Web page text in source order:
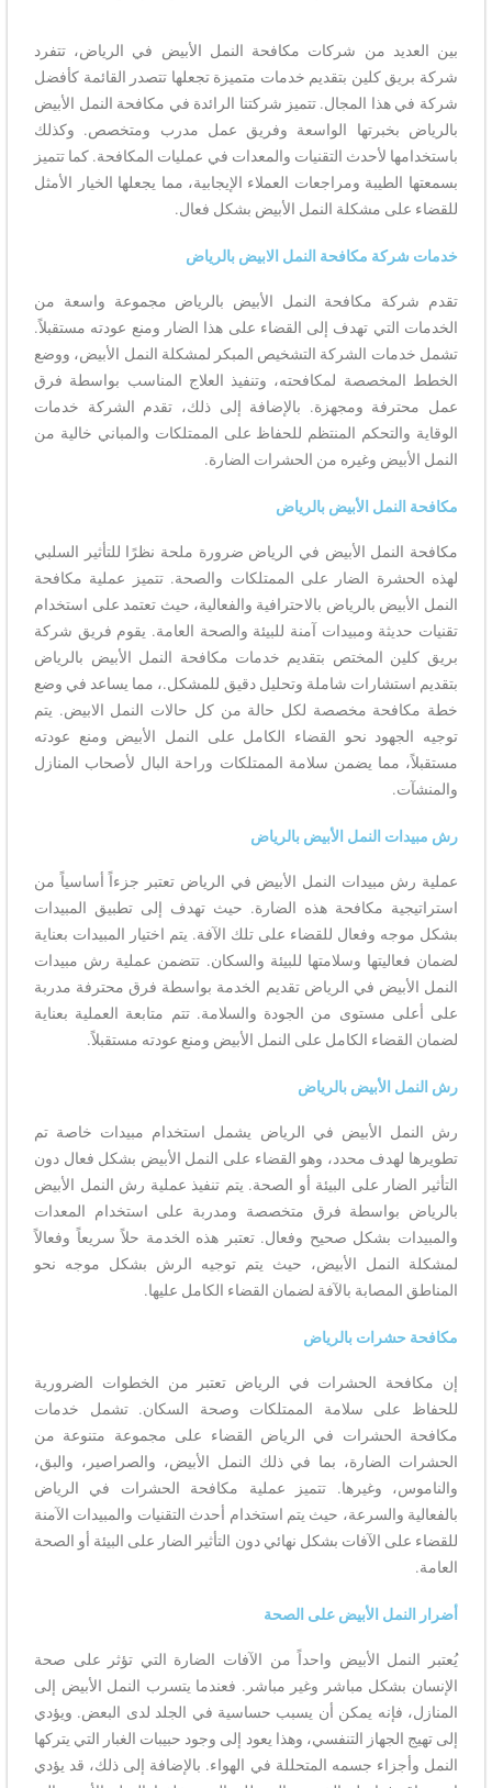
بين العديد من شركات مكافحة النمل الأبيض في الرياض، تتفرد
شركة بريق كلين بتقديم خدمات متميزة تجعلها تتصدر القائمة كأفضل
شركة في هذا المجال. تتميز شركتنا الرائدة في مكافحة النمل الأبيض
بالرياض بخبرتها الواسعة وفريق عمل مدرب ومتخصص. وكذلك
باستخدامها لأحدث التقنيات والمعدات في عمليات المكافحة. كما تتميز
بسمعتها الطيبة ومراجعات العملاء الإيجابية، مما يجعلها الخيار الأمثل
للقضاء على مشكلة النمل الأبيض بشكل فعال.
خدمات شركة مكافحة النمل الابيض بالرياض
تقدم شركة مكافحة النمل الأبيض بالرياض مجموعة واسعة من
الخدمات التي تهدف إلى القضاء على هذا الضار ومنع عودته مستقبلاً.
تشمل خدمات الشركة التشخيص المبكر لمشكلة النمل الأبيض، ووضع
الخطط المخصصة لمكافحته، وتنفيذ العلاج المناسب بواسطة فرق
عمل محترفة ومجهزة. بالإضافة إلى ذلك، تقدم الشركة خدمات
الوقاية والتحكم المنتظم للحفاظ على الممتلكات والمباني خالية من
النمل الأبيض وغيره من الحشرات الضارة.
مكافحة النمل الأبيض بالرياض
مكافحة النمل الأبيض في الرياض ضرورة ملحة نظرًا للتأثير السلبي
لهذه الحشرة الضار على الممتلكات والصحة. تتميز عملية مكافحة
النمل الأبيض بالرياض بالاحترافية والفعالية، حيث تعتمد على استخدام
تقنيات حديثة ومبيدات آمنة للبيئة والصحة العامة. يقوم فريق شركة
بريق كلين المختص بتقديم خدمات مكافحة النمل الأبيض بالرياض
بتقديم استشارات شاملة وتحليل دقيق للمشكل.، مما يساعد في وضع
خطة مكافحة مخصصة لكل حالة من كل حالات النمل الابيض. يتم
توجيه الجهود نحو القضاء الكامل على النمل الأبيض ومنع عودته
مستقبلاً، مما يضمن سلامة الممتلكات وراحة البال لأصحاب المنازل
والمنشآت.
رش مبيدات النمل الأبيض بالرياض
عملية رش مبيدات النمل الأبيض في الرياض تعتبر جزءاً أساسياً من
استراتيجية مكافحة هذه الضارة. حيث تهدف إلى تطبيق المبيدات
بشكل موجه وفعال للقضاء على تلك الآفة. يتم اختيار المبيدات بعناية
لضمان فعاليتها وسلامتها للبيئة والسكان. تتضمن عملية رش مبيدات
النمل الأبيض في الرياض تقديم الخدمة بواسطة فرق محترفة مدربة
على أعلى مستوى من الجودة والسلامة. تتم متابعة العملية بعناية
لضمان القضاء الكامل على النمل الأبيض ومنع عودته مستقبلاً.
رش النمل الأبيض بالرياض
رش النمل الأبيض في الرياض يشمل استخدام مبيدات خاصة تم
تطويرها لهدف محدد، وهو القضاء على النمل الأبيض بشكل فعال دون
التأثير الضار على البيئة أو الصحة. يتم تنفيذ عملية رش النمل الأبيض
بالرياض بواسطة فرق متخصصة ومدربة على استخدام المعدات
والمبيدات بشكل صحيح وفعال. تعتبر هذه الخدمة حلاً سريعاً وفعالاً
لمشكلة النمل الأبيض، حيث يتم توجيه الرش بشكل موجه نحو
المناطق المصابة بالآفة لضمان القضاء الكامل عليها.
مكافحة حشرات بالرياض
إن مكافحة الحشرات في الرياض تعتبر من الخطوات الضرورية
للحفاظ على سلامة الممتلكات وصحة السكان. تشمل خدمات
مكافحة الحشرات في الرياض القضاء على مجموعة متنوعة من
الحشرات الضارة، بما في ذلك النمل الأبيض، والصراصير، والبق،
والناموس، وغيرها. تتميز عملية مكافحة الحشرات في الرياض
بالفعالية والسرعة، حيث يتم استخدام أحدث التقنيات والمبيدات الآمنة
للقضاء على الآفات بشكل نهائي دون التأثير الضار على البيئة أو الصحة
العامة.
أضرار النمل الأبيض على الصحة
يُعتبر النمل الأبيض واحداً من الآفات الضارة التي تؤثر على صحة
الإنسان بشكل مباشر وغير مباشر. فعندما يتسرب النمل الأبيض إلى
المنازل، فإنه يمكن أن يسبب حساسية في الجلد لدى البعض. ويؤدي
إلى تهيج الجهاز التنفسي، وهذا يعود إلى وجود حبيبات الغبار التي يتركها
النمل وأجزاء جسمه المتحللة في الهواء. بالإضافة إلى ذلك، قد يؤدي